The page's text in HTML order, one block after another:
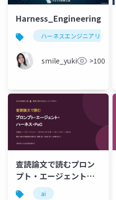
Harness_Engineering
ハーネスエンジニアリング
smile_yukiko_it>100
査読論文で読むプロン
プト・エージェント・
ハーネス・PoC
ai